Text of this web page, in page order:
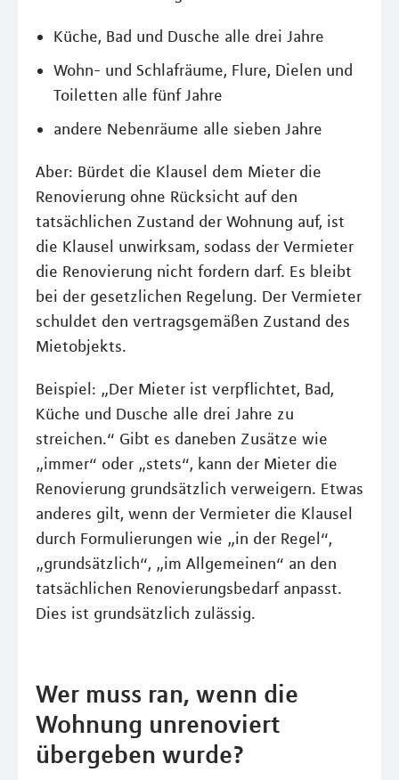
Küche, Bad und Dusche alle drei Jahre
Wohn- und Schlafräume, Flure, Dielen und
Toiletten alle fünf Jahre
andere Nebenräume alle sieben Jahre
Aber: Bürdet die Klausel dem Mieter die
Renovierung ohne Rücksicht auf den
tatsächlichen Zustand der Wohnung auf, ist
die Klausel unwirksam, sodass der Vermieter
die Renovierung nicht fordern darf. Es bleibt
bei der gesetzlichen Regelung. Der Vermieter
schuldet den vertragsgemäßen Zustand des
Mietobjekts.
Beispiel: „Der Mieter ist verpflichtet, Bad,
Küche und Dusche alle drei Jahre zu
streichen.“ Gibt es daneben Zusätze wie
„immer“ oder „stets“, kann der Mieter die
Renovierung grundsätzlich verweigern. Etwas
anderes gilt, wenn der Vermieter die Klausel
durch Formulierungen wie „in der Regel“,
„grundsätzlich“, „im Allgemeinen“ an den
tatsächlichen Renovierungsbedarf anpasst.
Dies ist grundsätzlich zulässig.
Wer muss ran, wenn die
Wohnung unrenoviert
übergeben wurde?